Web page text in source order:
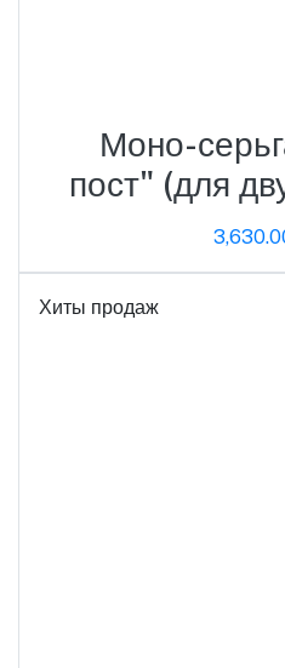
Моно-
пост" (для
Хиты продаж